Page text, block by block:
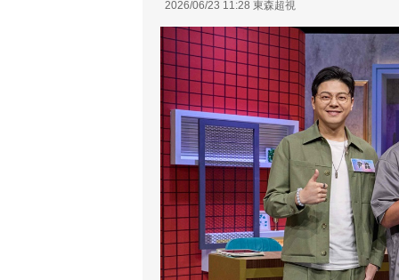
2026/06/23 11:28 東森超視